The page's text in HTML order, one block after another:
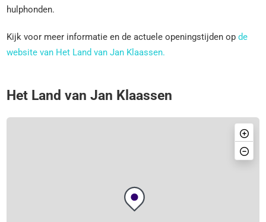
hulphonden.
Kijk voor meer informatie en de actuele openingstijden opde
website van Het Land van Jan Klaassen.
Het Land van Jan Klaassen